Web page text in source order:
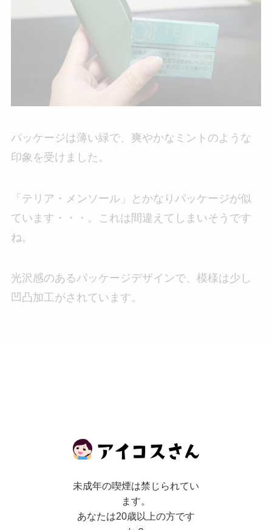
パッケージは薄い緑で、爽やかなミントのような
印象を受けました。
「テリア・メンソール」とかなりパッケージが似
ています・・・。これは間違えてしまいそうです
ね。
光沢感のあるパッケージデザインで、模様は少し
凹凸加工がされています。
未成年の喫煙は禁じられてい
ます。
あなたは20歳以上の方です